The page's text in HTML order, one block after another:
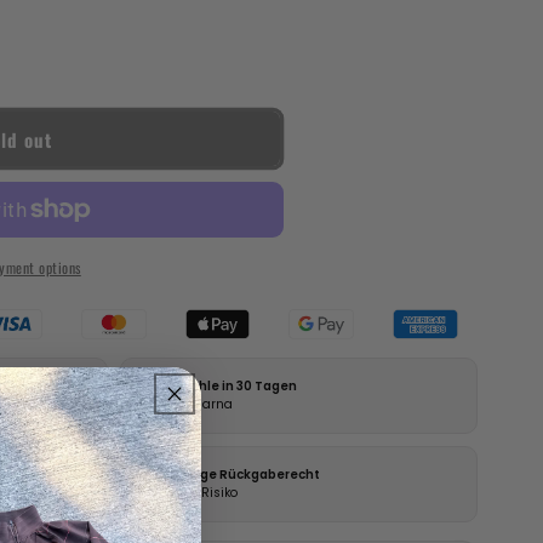
out
options
Bezahle in 30 Tagen
mit Klarna
14 Tage Rückgaberecht
ohne Risiko